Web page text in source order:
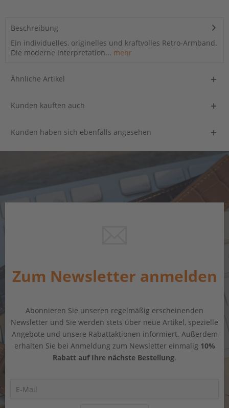
Beschreibung
Ein individuelles, originelles und kraftvolles Retro-Armband.
Die moderne Interpretation... mehr
Ähnliche Artikel
Kunden kauften auch
Kunden haben sich ebenfalls angesehen
Zum Newsletter anmelden
Abonnieren Sie unseren regelmäßig erscheinenden
Newsletter und Sie werden stets über neue Artikel, spezielle
Angebote und unsere Rabattaktionen informiert. Außerdem
erhalten Sie bei Anmeldung zum Newsletter einmalig 10%
Rabatt auf Ihre nächste Bestellung.